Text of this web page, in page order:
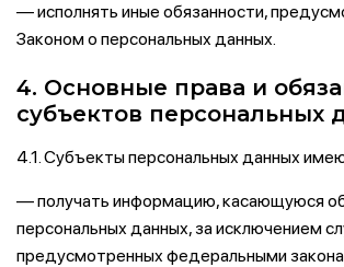
— исполнять иные обязанности,
Законом о персональных данных.
4. Основные права и
субъектов персональных
4.1. Субъекты персональных данных
— получать информацию, касающуюся
персональных данных, за исключением
предусмотренных федеральными